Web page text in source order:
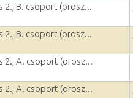
2., B. csoport (orosz...
2., B. csoport (orosz...
2., A. csoport (orosz...
2., A. csoport (orosz...